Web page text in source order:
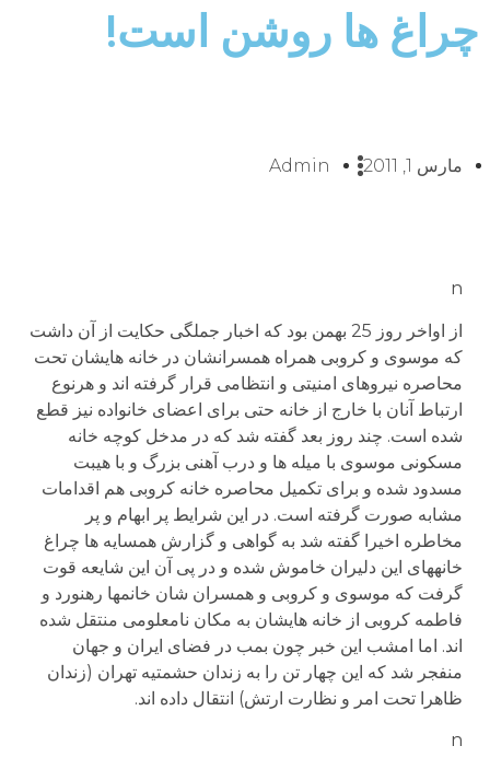
چراغ ها روشن است!
مارس 1, 2011 Admin
n
از اواخر روز 25 بهمن بود که اخبار جملگی حکایت از آن داشت
که موسوی و کروبی همراه همسرانشان در خانه هایشان تحت
محاصره نیروهای امنیتی و انتظامی قرار گرفته اند و هرنوع
ارتباط آنان با خارج از خانه حتی برای اعضای خانواده نیز قطع
شده است. چند روز بعد گفته شد که در مدخل کوچه خانه
مسکونی موسوی با میله ها و درب آهنی بزرگ و با هیبت
مسدود شده و برای تکمیل محاصره خانه کروبی هم اقدامات
مشابه صورت گرفته است. در این شرایط پر ابهام و پر
مخاطره اخیرا گفته شد به گواهی و گزارش همسایه ها چراغ
خانه­های این دلیران خاموش شده و در پی آن این شایعه قوت
گرفت که موسوی و کروبی و همسران شان خانم­ها رهنورد و
فاطمه کروبی از خانه هایشان به مکان نامعلومی منتقل شده
اند. اما امشب این خبر چون بمب در فضای ایران و جهان
منفجر شد که این چهار تن را به زندان حشمتیه تهران (زندان
ظاهرا تحت امر و نظارت ارتش) انتقال داده اند.
n